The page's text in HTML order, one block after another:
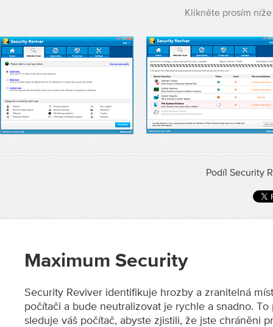
Klikněte prosím
Podíl Security
Maximum Security
Security Reviver identifikuje hrozby a zranitelná
počítači a bude neutralizovat je rychle a snadno. To
sleduje váš počítač, abyste zjistili, že jste chráněni